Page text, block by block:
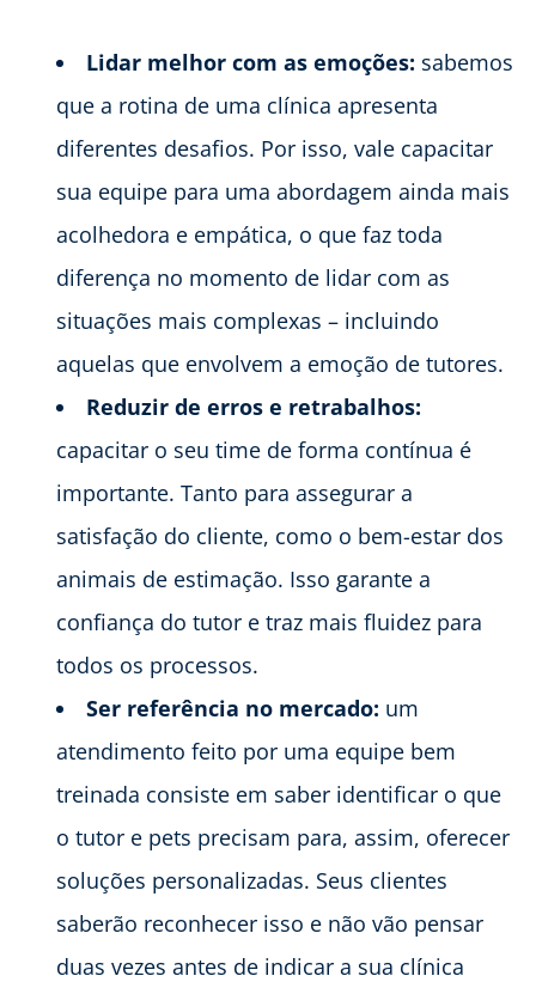
Lidar melhor com as emoções: sabemos
que a rotina de uma clínica apresenta
diferentes desafios. Por isso, vale capacitar
sua equipe para uma abordagem ainda mais
acolhedora e empática, o que faz toda
diferença no momento de lidar com as
situações mais complexas – incluindo
aquelas que envolvem a emoção de tutores.
Reduzir de erros e retrabalhos:
capacitar o seu time de forma contínua é
importante. Tanto para assegurar a
satisfação do cliente, como o bem-estar dos
animais de estimação. Isso garante a
confiança do tutor e traz mais fluidez para
todos os processos.
Ser referência no mercado: um
atendimento feito por uma equipe bem
treinada consiste em saber identificar o que
o tutor e pets precisam para, assim, oferecer
soluções personalizadas. Seus clientes
saberão reconhecer isso e não vão pensar
duas vezes antes de indicar a sua clínica